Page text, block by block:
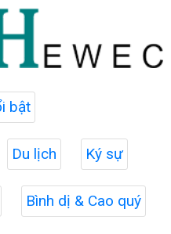
bật
Du lịch Ký sự
Bình dị & Cao quý